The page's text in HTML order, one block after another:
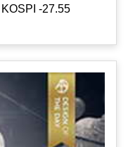
-27.55